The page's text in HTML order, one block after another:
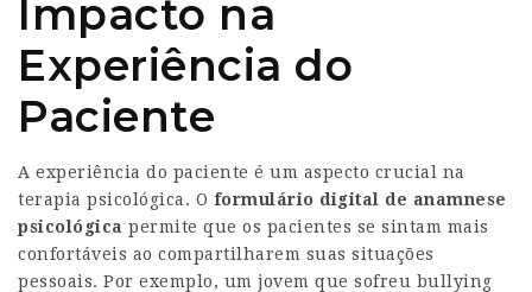
Impacto na
Experiência do
Paciente
A experiência do paciente é um aspecto crucial na
terapia psicológica. O formulário digital de anamnese
psicológica permite que os pacientes se sintam mais
confortáveis ao compartilharem suas situações
pessoais. Por exemplo, um jovem que sofreu bullying